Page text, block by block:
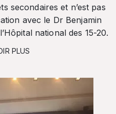
secondaires et n’est pas
avec le Dr Benjamin
national des 15-20.
PLUS